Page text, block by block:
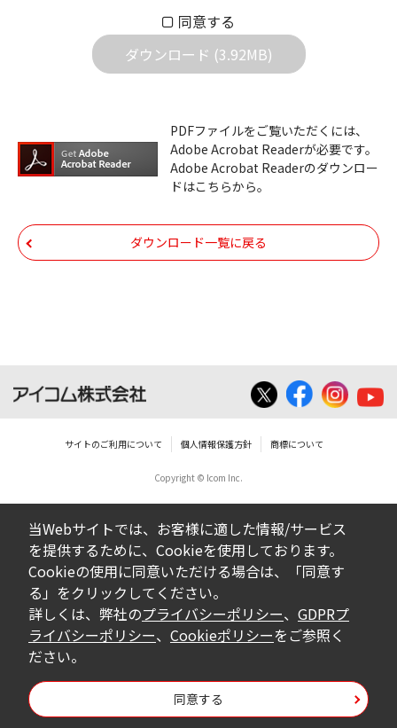
属します。ダウンロードした取扱説明書は、
個人が本来の目的でご使用されることは可能
ですが、権利者の許諾を得ることなく、以下
ダウンロードした取扱説明書は、複製、賃
貸、改変、公衆送信、または公衆送信可能
化することはできません。
いは無償を問わず、第三者に譲渡あるいは
使用させる事ができません。
ダウンロードした取扱説明書等に使用され
の転用は一切出来ません。
ダウンロードした取扱説明書およびその他す
べての掲載物の変更は一切行わないでくださ
い。お客様による内容の変更により、何らか
の欠陥が生じたとしても、弊社では一切の保
証をいたしません。また、内容の変更の結
果、万一お客様に損害が生じたとしても、弊
社及び販売店等は一切の責任を負いません。
掲載の取扱説明書等は、製品発売当時の内容
になっております。内容において、法律、仕
様、住所、電話番号などは、現在のものと異
同意する
ダウンロード (3.92MB)
PDFファイルをご覧いただくには、
Adobe Acrobat Readerが必要です。
Adobe Acrobat Readerのダウンロー
ドはこちらから。
ダウンロード一覧に戻る
サイトのご利用について 個人情報保護方針 商標について
Copyright © Icom Inc.
当Webサイトでは、お客様に適した情報/サービス
を提供するために、Cookieを使用しております。
Cookieの使用に同意いただける場合は、「同意す
る」をクリックしてください。
詳しくは、弊社のプライバシーポリシー、 GDPRプ
ライバシーポリシー、 Cookieポリシーをご参照く
ださい。
同意する